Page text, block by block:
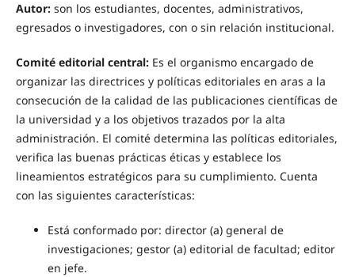
Autor:son los estudiantes, docentes, administrativos,
egresados o investigadores, con o sin relación institucional.
Comité editorial central:Es el organismo encargado de
organizar las directrices y políticas editoriales en aras a la
consecución de la calidad de las publicaciones científicas de
la universidad y a los objetivos trazados por la alta
administración. El comité determina las políticas editoriales,
verifica las buenas prácticas éticas y establece los
lineamientos estratégicos para su cumplimiento. Cuenta
con las siguientes características:
Está conformado por: director (a) general de
investigaciones; gestor (a) editorial de facultad; editor
en jefe.